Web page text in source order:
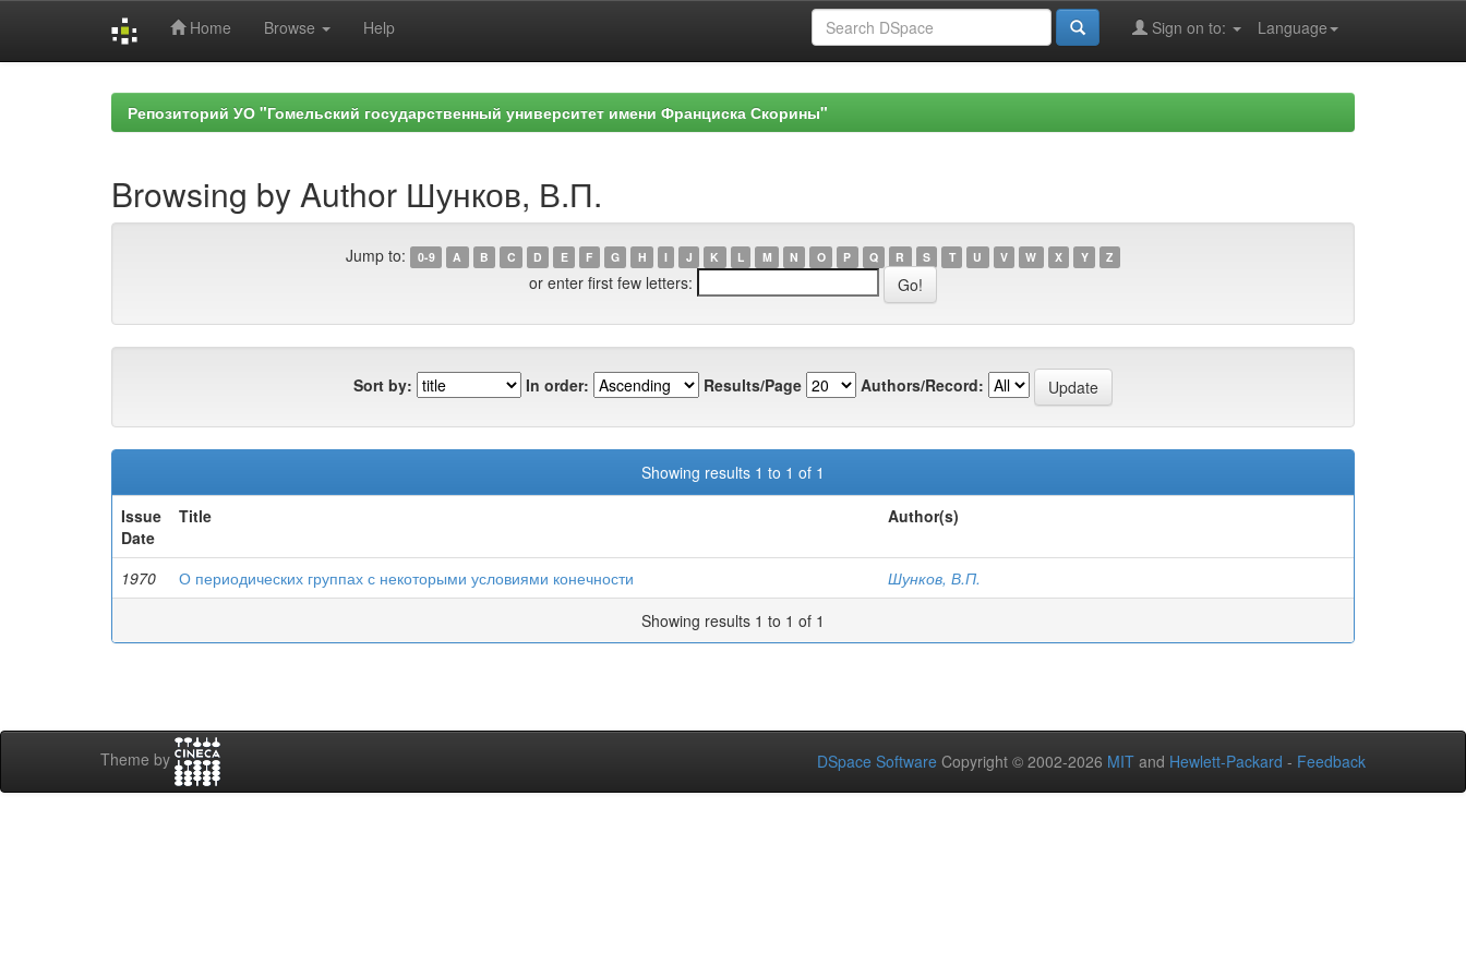
Home Browse Help Language
Sign on to:
Репозиторий УО "Гомельский государственный университет имени Франциска Скорины"
Browsing by Author Шунков, В.П.
Jump to: 0-9 A B C D E F G H I J K L M N O P Q R S T U V W X Y Z
or enter first few letters:
Sort by: In order: Results/Page Authors/Record:
Showing results 1 to 1 of 1
Issue
Date
Title Author(s)
1970 О периодических группах с некоторыми условиями конечности
Шунков, В.П.
Showing results 1 to 1 of 1
Theme by DSpace Software Copyright © 2002-2026 MIT and Hewlett-Packard - Feedback